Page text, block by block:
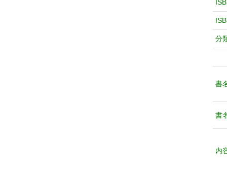
分
書
書
内